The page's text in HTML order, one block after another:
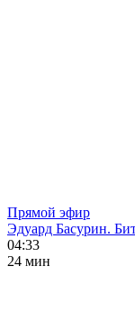
Прямой эфир
Эдуард Басурин.
04:33
24 мин